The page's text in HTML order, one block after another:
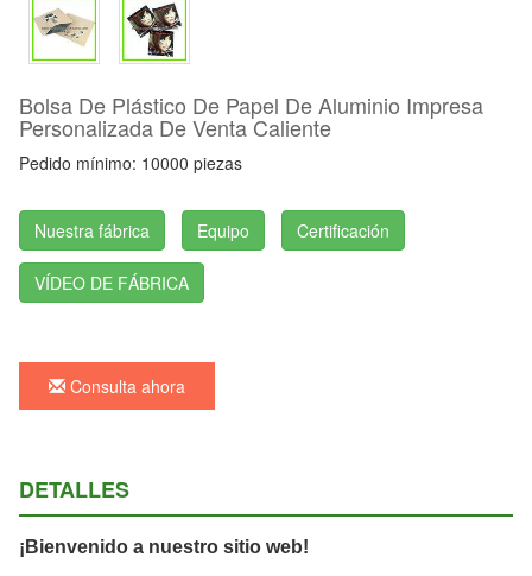
Bolsa De Plástico De Papel De Aluminio Impresa
Personalizada De Venta Caliente
Pedido mínimo: 10000 piezas
Nuestra fábrica Equipo Certificación
VÍDEO DE FÁBRICA
Consulta ahora
DETALLES
¡Bienvenido a nuestro sitio web!